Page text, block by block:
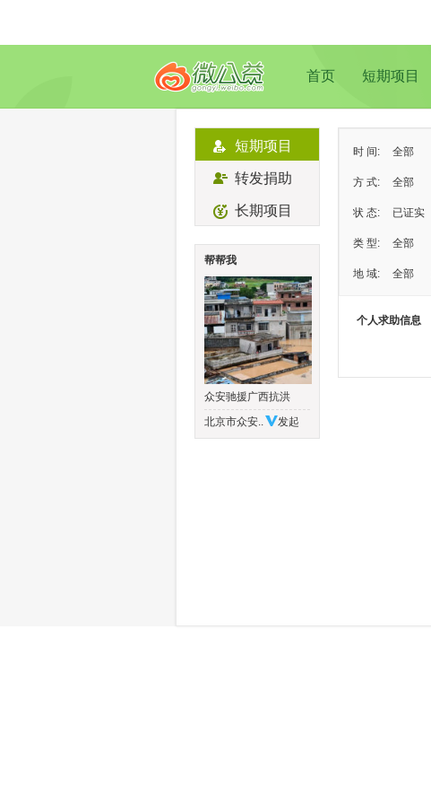
首页 短期项目
短期项目
转发捐助
长期项目
帮帮我
众安驰援广西抗洪
北京市众安..
发起
时 间: 全部
方 式: 全部
状 态: 已证实
类 型: 全部
地 域: 全部
个人求助信息